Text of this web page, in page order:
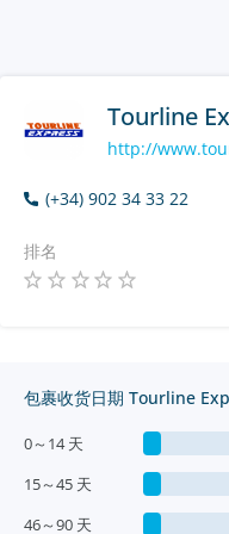
Tourline
http://
(+34) 902 34 33 22
排名
包裹收货日期 Tourline
0～14 天
15～45 天
46～90 天